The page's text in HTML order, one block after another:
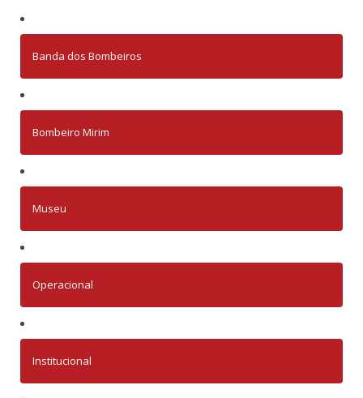
Banda dos Bombeiros
Bombeiro Mirim
Museu
Operacional
Institucional